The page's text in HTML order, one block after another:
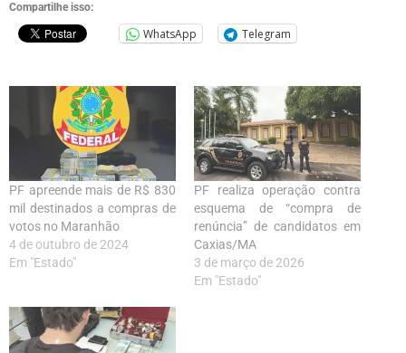
Compartilhe isso:
WhatsApp Telegram
PF apreende mais de R$ 830
mil destinados a compras de
votos no Maranhão
4 de outubro de 2024
Em "Estado"
PF realiza operação contra
esquema de “compra de
renúncia” de candidatos em
Caxias/MA
3 de março de 2026
Em "Estado"